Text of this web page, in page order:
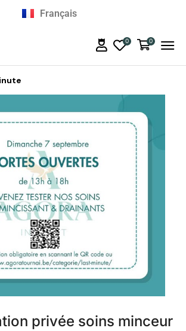
Français
English
0 0
privée soins minceur